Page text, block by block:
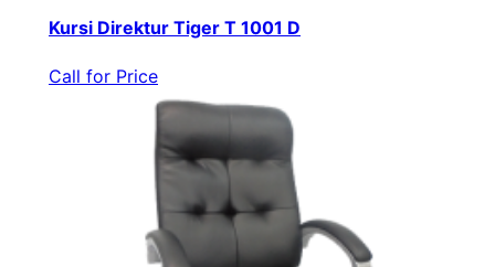
Kursi Direktur Tiger T 1001 D
Call for Price